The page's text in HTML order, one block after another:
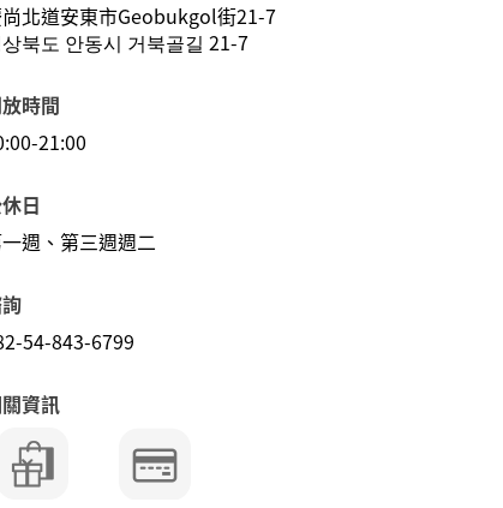
北道安東市Geobukgol街21-7
북도 안동시 거북골길 21-7
時間
21:00
日
週、第三週週二
54-843-6799
資訊